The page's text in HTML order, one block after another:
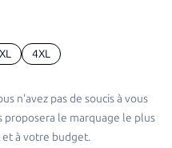
4XL
n'avez pas de soucis à vous
proposera le marquage le plus
à votre budget.